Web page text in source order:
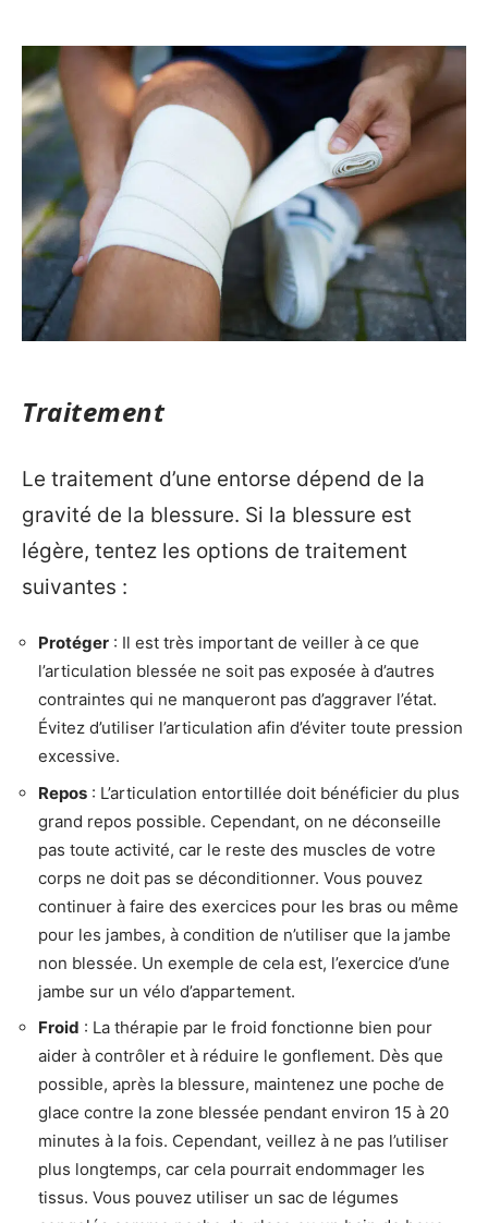
Traitement
Le traitement d’une entorse dépend de la
gravité de la blessure. Si la blessure est
légère, tentez les options de traitement
suivantes :
Protéger : Il est très important de veiller à ce que
l’articulation blessée ne soit pas exposée à d’autres
contraintes qui ne manqueront pas d’aggraver l’état.
Évitez d’utiliser l’articulation afin d’éviter toute pression
excessive.
Repos : L’articulation entortillée doit bénéficier du plus
grand repos possible. Cependant, on ne déconseille
pas toute activité, car le reste des muscles de votre
corps ne doit pas se déconditionner. Vous pouvez
continuer à faire des exercices pour les bras ou même
pour les jambes, à condition de n’utiliser que la jambe
non blessée. Un exemple de cela est, l’exercice d’une
jambe sur un vélo d’appartement.
Froid : La thérapie par le froid fonctionne bien pour
aider à contrôler et à réduire le gonflement. Dès que
possible, après la blessure, maintenez une poche de
glace contre la zone blessée pendant environ 15 à 20
minutes à la fois. Cependant, veillez à ne pas l’utiliser
plus longtemps, car cela pourrait endommager les
tissus. Vous pouvez utiliser un sac de légumes